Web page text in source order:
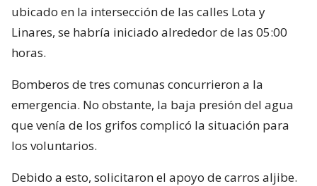
ubicado en la intersección de las calles Lota y
Linares, se habría iniciado alrededor de las 05:00
horas.
Bomberos de tres comunas concurrieron a la
emergencia. No obstante, la baja presión del agua
que venía de los grifos complicó la situación para
los voluntarios.
Debido a esto, solicitaron el apoyo de carros aljibe.